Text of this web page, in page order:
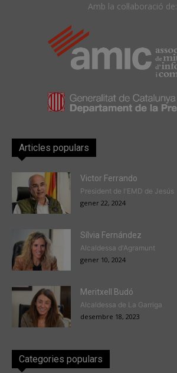
Amb la col·laboració de:
Articles populars
Victor Ferrando
President de l'EMD de Jesús
gener 22, 2024
Sílvia Fernández
Alcaldessa d'Agramunt
gener 10, 2024
Meritxell Budó
Alcaldessa de La Garriga
desembre 18, 2023
Categories populars